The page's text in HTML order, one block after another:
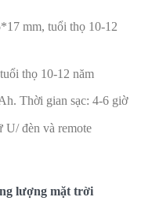
mm, tuổi thọ 10-12
thọ 10-12 năm
Thời gian sạc: 4-6 giờ
U/ đèn và remote
lượng mặt trời